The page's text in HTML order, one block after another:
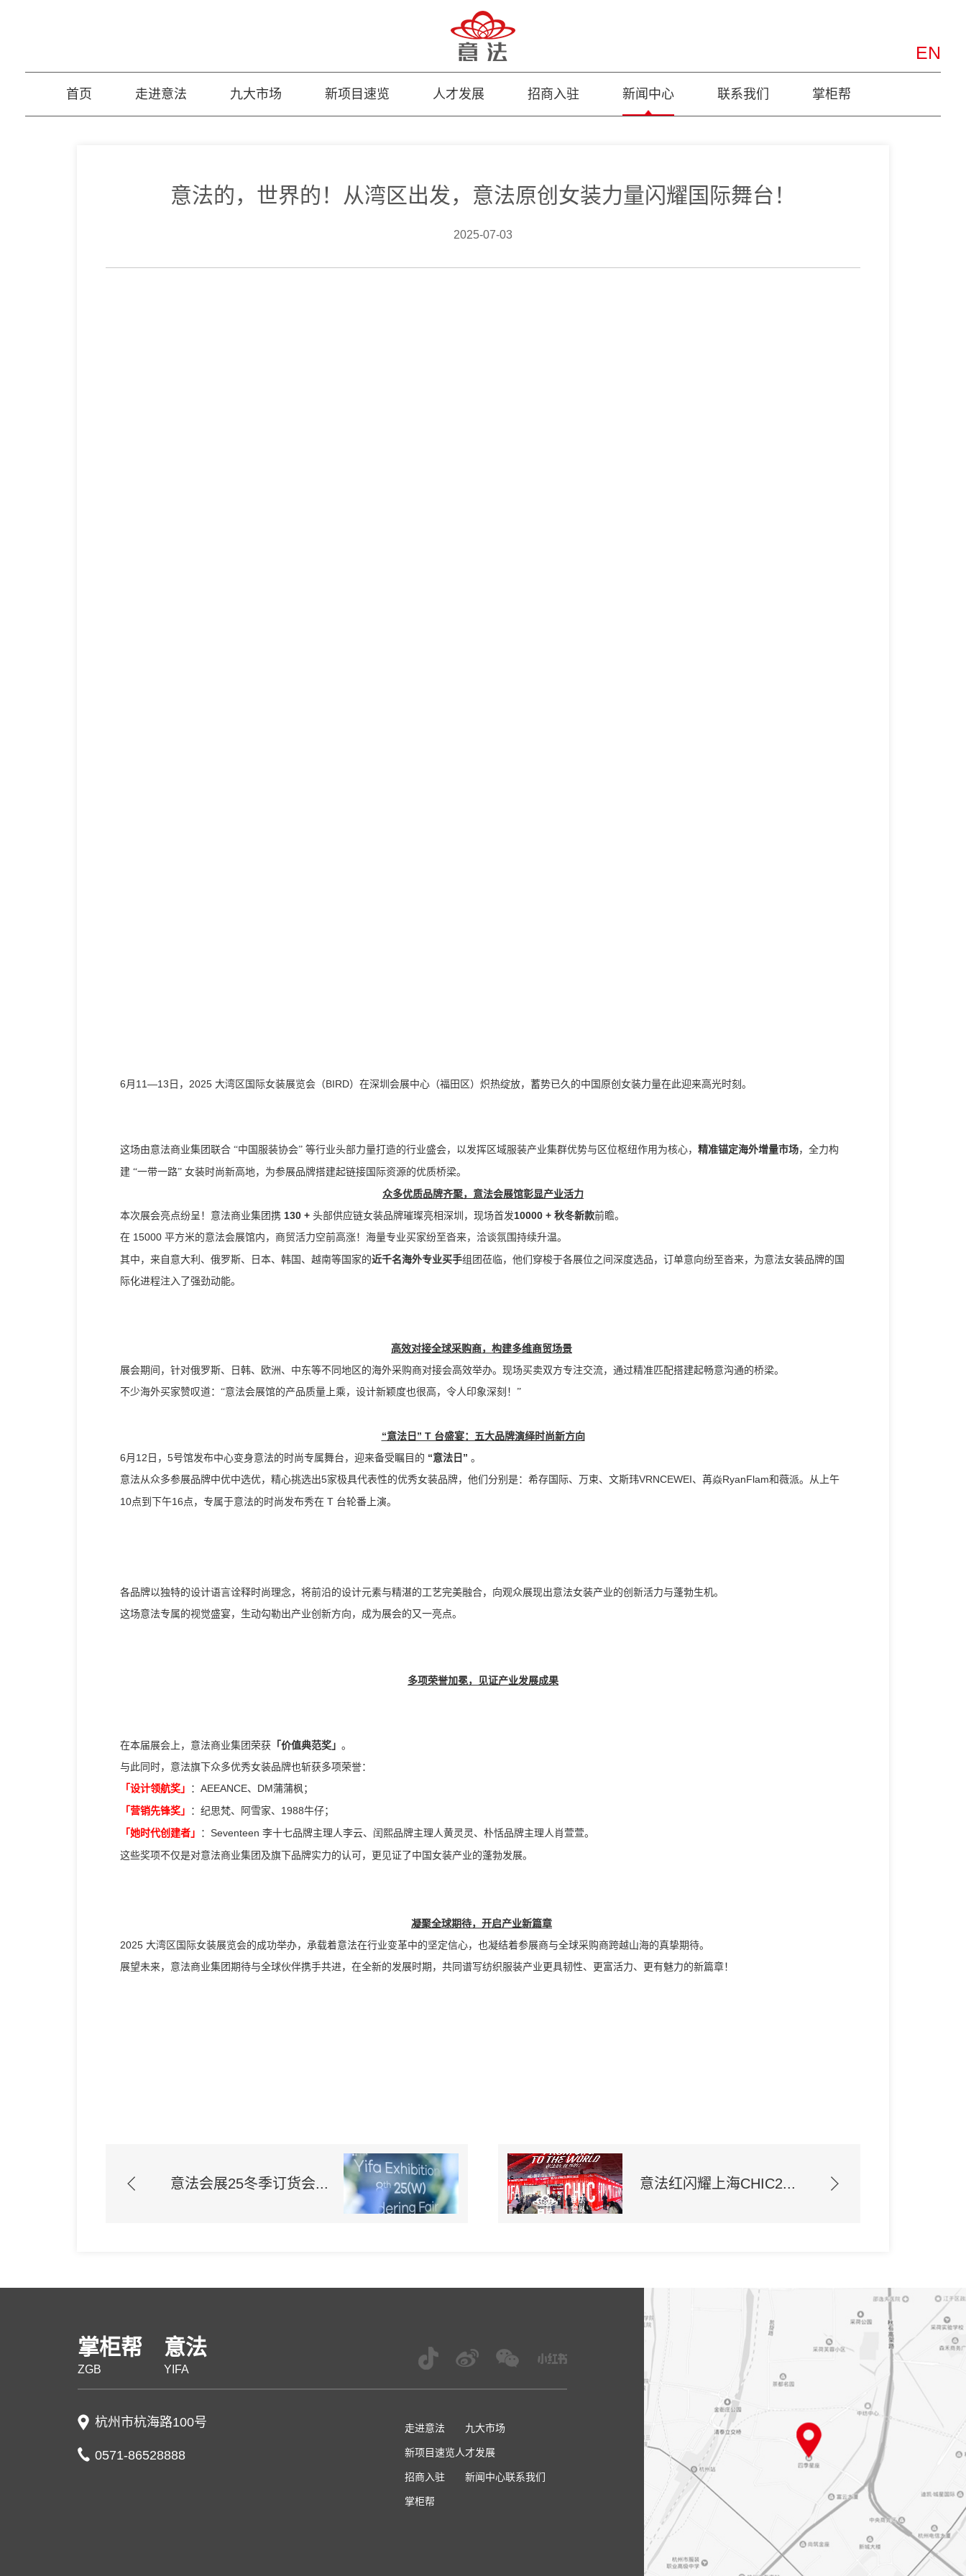
EN
首页 走进意法 九大市场 新项目速览 人才发展 招商入驻 新闻中心 联系我们 掌柜帮
意法的，世界的！从湾区出发，意法原创女装力量闪耀国际舞台！
2025-07-03
6月11—13日，2025 大湾区国际女装展览会（BIRD）在深圳会展中心（福田区）炽热绽放，蓄势已久的中国原创女装力量在此迎来高光时刻。
这场由意法商业集团联合 “中国服装协会” 等行业头部力量打造的行业盛会，以发挥区域服装产业集群优势与区位枢纽作用为核心， 精准锚定海外增量市场，全力构
建 “一带一路” 女装时尚新高地，为参展品牌搭建起链接国际资源的优质桥梁。
众多优质品牌齐聚，意法会展馆彰显产业活力
本次展会亮点纷呈！意法商业集团携 130 + 头部供应链女装品牌璀璨亮相深圳，现场首发10000 + 秋冬新款前瞻。
在 15000 平方米的意法会展馆内，商贸活力空前高涨！海量专业买家纷至沓来，洽谈氛围持续升温。
其中，来自意大利、俄罗斯、日本、韩国、越南等国家的近千名海外专业买手组团莅临，他们穿梭于各展位之间深度选品，订单意向纷至沓来，为意法女装品牌的国
际化进程注入了强劲动能。
高效对接全球采购商，构建多维商贸场景
展会期间，针对俄罗斯、日韩、欧洲、中东等不同地区的海外采购商对接会高效举办。现场买卖双方专注交流，通过精准匹配搭建起畅意沟通的桥梁。
不少海外买家赞叹道： “意法会展馆的产品质量上乘，设计新颖度也很高，令人印象深刻！”
“意法日” T 台盛宴：五大品牌演绎时尚新方向
6月12日，5号馆发布中心变身意法的时尚专属舞台，迎来备受瞩目的 “意法日” 。
意法从众多参展品牌中优中选优，精心挑选出5家极具代表性的优秀女装品牌，他们分别是：希存国际、万束、文斯玮VRNCEWEI、苒焱RyanFlam和薇派。从上午
10点到下午16点，专属于意法的时尚发布秀在 T 台轮番上演。
各品牌以独特的设计语言诠释时尚理念，将前沿的设计元素与精湛的工艺完美融合，向观众展现出意法女装产业的创新活力与蓬勃生机。
这场意法专属的视觉盛宴，生动勾勒出产业创新方向，成为展会的又一亮点。
多项荣誉加冕，见证产业发展成果
在本届展会上，意法商业集团荣获 「价值典范奖」 。
与此同时，意法旗下众多优秀女装品牌也斩获多项荣誉：
「设计领航奖」
： AEEANCE、DM蒲蒲枫；
「营销先锋奖」
：纪思梵、阿雪家、 1988牛仔；
「她时代创建者」
： Seventeen 李十七品牌主理人李云、闰熙品牌主理人黄灵灵、朴恬品牌主理人肖萱萱。
这些奖项不仅是对意法商业集团及旗下品牌实力的认可，更见证了中国女装产业的蓬勃发展。
凝聚全球期待，开启产业新篇章
2025 大湾区国际女装展览会的成功举办，承载着意法在行业变革中的坚定信心，也凝结着参展商与全球采购商跨越山海的真挚期待。
展望未来，意法商业集团期待与全球伙伴携手共进，在全新的发展时期，共同谱写纺织服装产业更具韧性、更富活力、更有魅力的新篇章！
意法会展25冬季订货会... 意法红闪耀上海CHIC2...
掌柜帮
ZGB
意法
YIFA
杭州市杭海路100号
0571-86528888
走进意法 九大市场
新项目速览人才发展
招商入驻 新闻中心联系我们
掌柜帮